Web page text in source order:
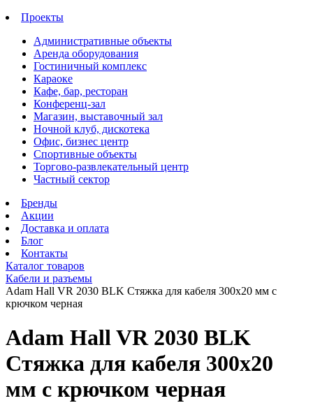
Проекты
Административные объекты
Аренда оборудования
Гостиничный комплекс
Караоке
Кафе, бар, ресторан
Конференц-зал
Магазин, выставочный зал
Ночной клуб, дискотека
Офис, бизнес центр
Спортивные объекты
Торгово-развлекательный центр
Частный сектор
Бренды
Акции
Доставка и оплата
Блог
Контакты
Каталог товаров
Кабели и разъемы
Adam Hall VR 2030 BLK Стяжка для кабеля 300х20 мм с
крючком черная
Adam Hall VR 2030 BLK
Стяжка для кабеля 300х20
мм с крючком черная